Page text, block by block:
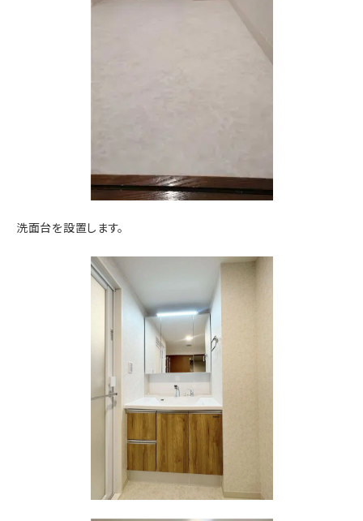
洗面台を設置します。